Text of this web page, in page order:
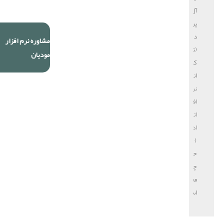
مشاوره نرم افزار
مودیان
آل
پردازش
دایا
(تولید
کننده
انواع
نرم
افزار
اتوماسیون
اداری
)
حق
چاپ
محفوظ
است